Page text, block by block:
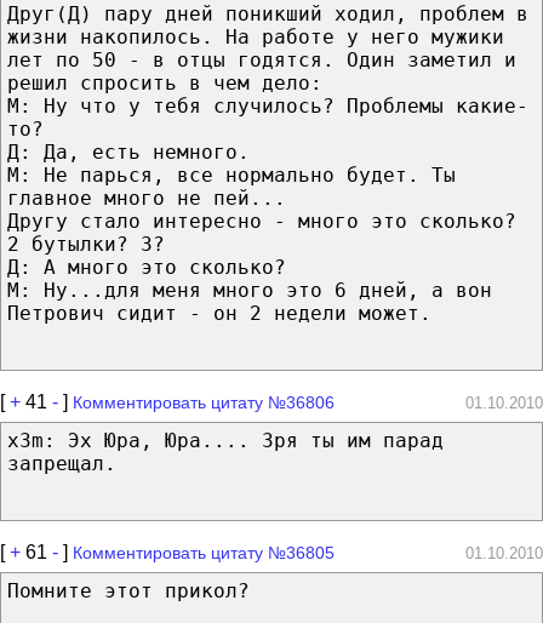
Друг(Д) пару дней поникший ходил, проблем в
жизни накопилось. На работе у него мужики
лет по 50 - в отцы годятся. Один заметил и
решил спросить в чем дело:
М: Ну что у тебя случилось? Проблемы какие-
то?
Д: Да, есть немного.
М: Не парься, все нормально будет. Ты
главное много не пей...
Другу стало интересно - много это сколько?
2 бутылки? 3?
Д: А много это сколько?
М: Ну...для меня много это 6 дней, а вон
Петрович сидит - он 2 недели может.
[+ 41 - ] Комментировать цитату №36806 01.10.2010
x3m: Эх Юра, Юра.... Зря ты им парад
запрещал.
[+ 61 - ] Комментировать цитату №36805 01.10.2010
Помните этот прикол?